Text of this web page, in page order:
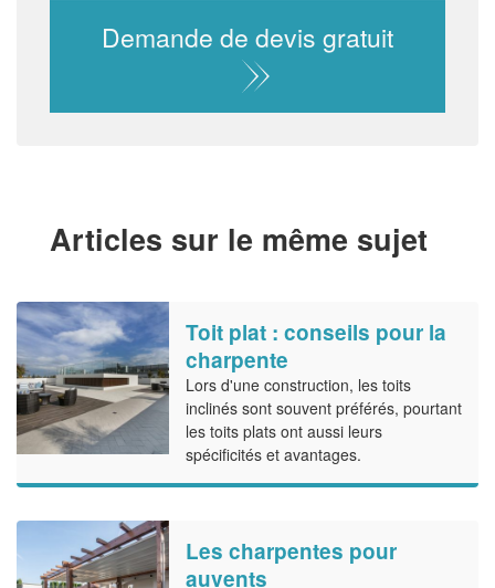
Demande de devis gratuit
Articles sur le même sujet
Toit plat : conseils pour la
charpente
Lors d'une construction, les toits
inclinés sont souvent préférés, pourtant
les toits plats ont aussi leurs
spécificités et avantages.
Les charpentes pour
auvents